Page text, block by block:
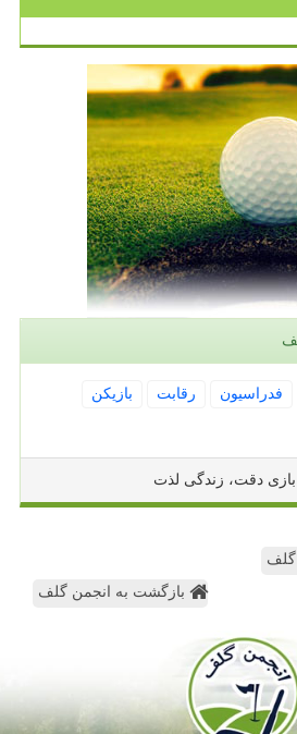
فدراسیون رقابت
بازیكن
دقت، زندگی لذت
گلف
بازگشت به انجمن گلف